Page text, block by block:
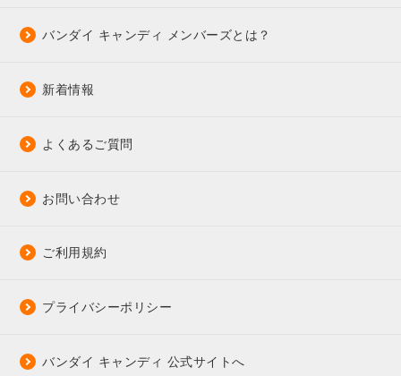
バンダイ キャンディ メンバーズとは？
新着情報
よくあるご質問
お問い合わせ
ご利用規約
プライバシーポリシー
バンダイ キャンディ 公式サイトへ